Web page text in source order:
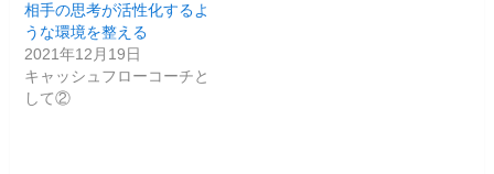
相手の思考が活性化するよ
うな環境を整える
2021年12月19日
キャッシュフローコーチと
して②